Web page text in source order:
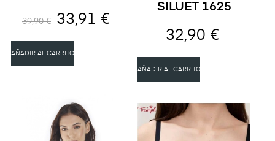
39,90 € 33,91 €
AÑADIR AL CARRITO
SILUET 1625
32,90 €
AÑADIR AL CARRITO